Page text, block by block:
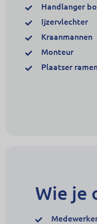
Handlanger
Ijzervlechter
Kraanmannen
Monteur
Plaatser
Wie je